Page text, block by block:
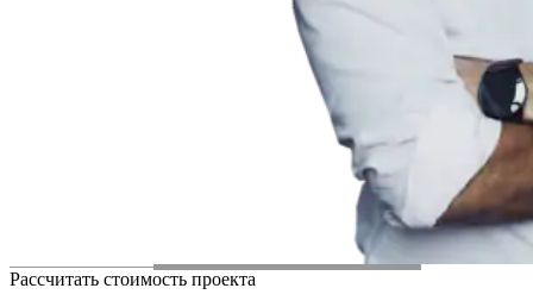
Рассчитать стоимость проекта